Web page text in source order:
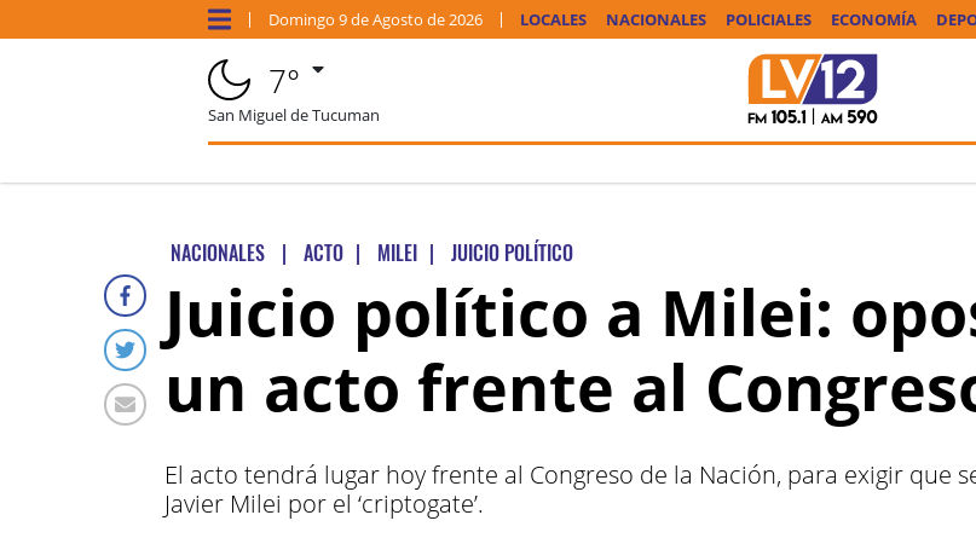
Domingo 9 deAgosto de 2026 LOCALES NACIONALES POLICIALES ECONOMÍA
7°
San Miguel de Tucuman
NACIONALES | ACTO | MILEI | JUICIO POLÍTICO
Juicio político a Milei:
un acto frente al
El acto tendrá lugar hoy frente al Congreso de la Nación, para exigir que
Javier Milei por el ‘criptogate’.